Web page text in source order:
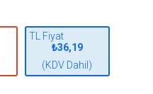
TL Fiyat
₺36,19
(KDV Dahil)